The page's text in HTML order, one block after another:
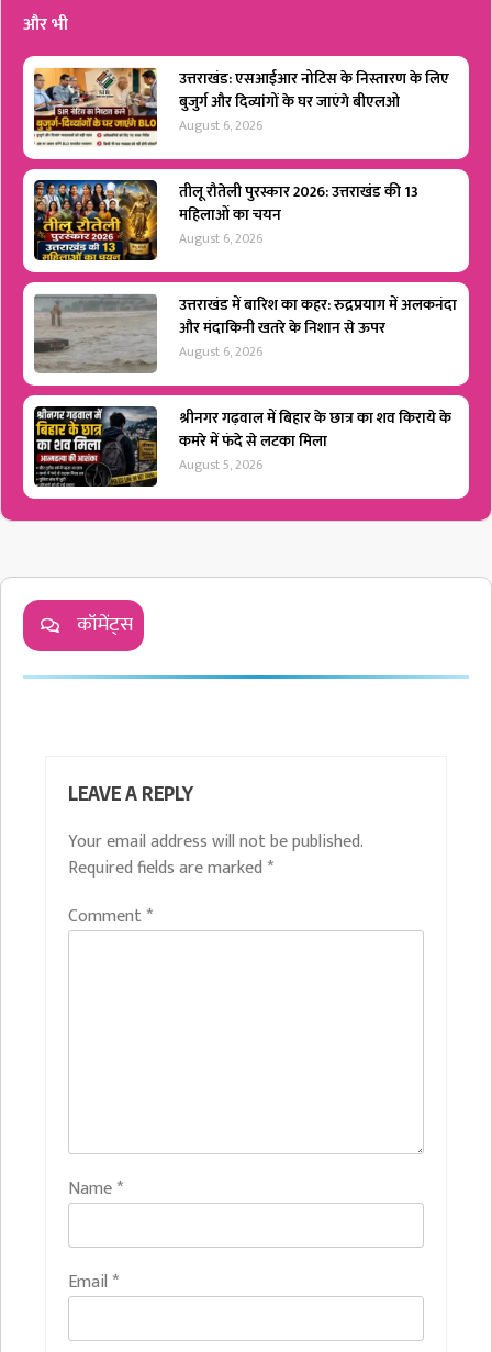
और भी
उत्तराखंड: एसआईआर नोटिस के निस्तारण के लिए
बुजुर्ग और दिव्यांगों के घर जाएंगे बीएलओ
August 6, 2026
तीलू रौतेली पुरस्कार 2026: उत्तराखंड की 13
महिलाओं का चयन
August 6, 2026
उत्तराखंड में बारिश का कहर: रुद्रप्रयाग में अलकनंदा
और मंदाकिनी खतरे के निशान से ऊपर
August 6, 2026
श्रीनगर गढ़वाल में बिहार के छात्र का शव किराये के
कमरे में फंदे से लटका मिला
August 5, 2026
कॉमेंट्स
LEAVE A REPLY
Your email address will not be published.
Required fields are marked *
Comment*
Name*
Email *